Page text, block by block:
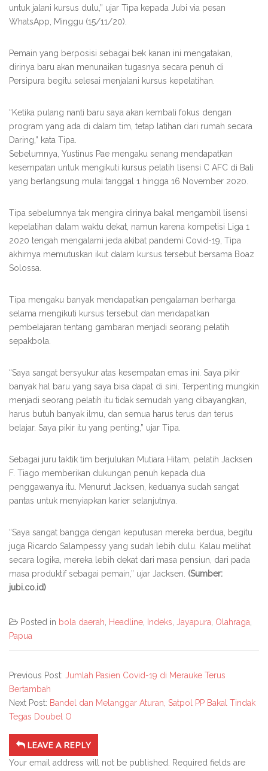
untuk jalani kursus dulu,” ujar Tipa kepada Jubi via pesan
WhatsApp, Minggu (15/11/20).
Pemain yang berposisi sebagai bek kanan ini mengatakan,
dirinya baru akan menunaikan tugasnya secara penuh di
Persipura begitu selesai menjalani kursus kepelatihan.
“Ketika pulang nanti baru saya akan kembali fokus dengan
program yang ada di dalam tim, tetap latihan dari rumah secara
Daring,” kata Tipa.
Sebelumnya, Yustinus Pae mengaku senang mendapatkan
kesempatan untuk mengikuti kursus pelatih lisensi C AFC di Bali
yang berlangsung mulai tanggal 1 hingga 16 November 2020.
Tipa sebelumnya tak mengira dirinya bakal mengambil lisensi
kepelatihan dalam waktu dekat, namun karena kompetisi Liga 1
2020 tengah mengalami jeda akibat pandemi Covid-19, Tipa
akhirnya memutuskan ikut dalam kursus tersebut bersama Boaz
Solossa.
Tipa mengaku banyak mendapatkan pengalaman berharga
selama mengikuti kursus tersebut dan mendapatkan
pembelajaran tentang gambaran menjadi seorang pelatih
sepakbola.
“Saya sangat bersyukur atas kesempatan emas ini. Saya pikir
banyak hal baru yang saya bisa dapat di sini. Terpenting mungkin
menjadi seorang pelatih itu tidak semudah yang dibayangkan,
harus butuh banyak ilmu, dan semua harus terus dan terus
belajar. Saya pikir itu yang penting,” ujar Tipa.
Sebagai juru taktik tim berjulukan Mutiara Hitam, pelatih Jacksen
F. Tiago memberikan dukungan penuh kepada dua
penggawanya itu. Menurut Jacksen, keduanya sudah sangat
pantas untuk menyiapkan karier selanjutnya.
“Saya sangat bangga dengan keputusan mereka berdua, begitu
juga Ricardo Salampessy yang sudah lebih dulu. Kalau melihat
secara logika, mereka lebih dekat dari masa pensiun, dari pada
masa produktif sebagai pemain,” ujar Jacksen. (Sumber:
jubi.co.id)
Posted in bola daerah, Headline, Indeks, Jayapura, Olahraga,
Papua
Previous Post: Jumlah Pasien Covid-19 di Merauke Terus
Bertambah
Next Post: Bandel dan Melanggar Aturan, Satpol PP Bakal Tindak
Tegas Doubel O
LEAVE A REPLY
Your email address will not be published. Required fields are